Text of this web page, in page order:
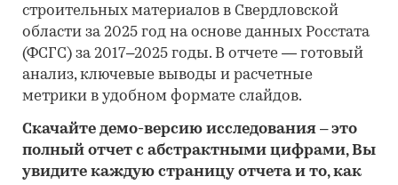
строительных материалов в Свердловской
области за 2025 год на основе данных Росстата
(ФСГС) за 2017–2025 годы. В отчете — готовый
анализ, ключевые выводы и расчетные
метрики в удобном формате слайдов.
Скачайте демо-версию исследования – это
полный отчет с абстрактными цифрами, Вы
увидите каждую страницу отчета и то,как